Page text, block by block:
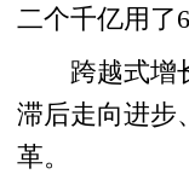
二个千亿用了
跨越式增长
滞后走向进步
革。